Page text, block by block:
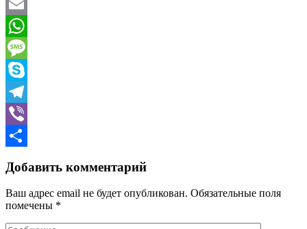
Email
WhatsApp
Message
Skype
Telegram
Viber
Добавить комментарий
Ваш адрес email не будет опубликован. Обязательные поля
помечены *